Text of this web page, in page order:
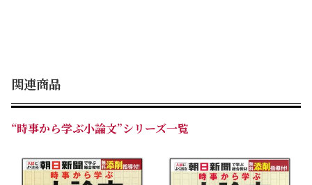
関連商品
“時事から学ぶ小論文”シリーズ一覧